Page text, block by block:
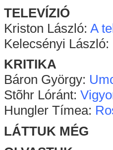
TELEVÍZIÓ
Kriston László: A
Kelecsényi László:
KRITIKA
Báron György:
Stõhr Lóránt:
Hungler Tímea:
LÁTTUK MÉG